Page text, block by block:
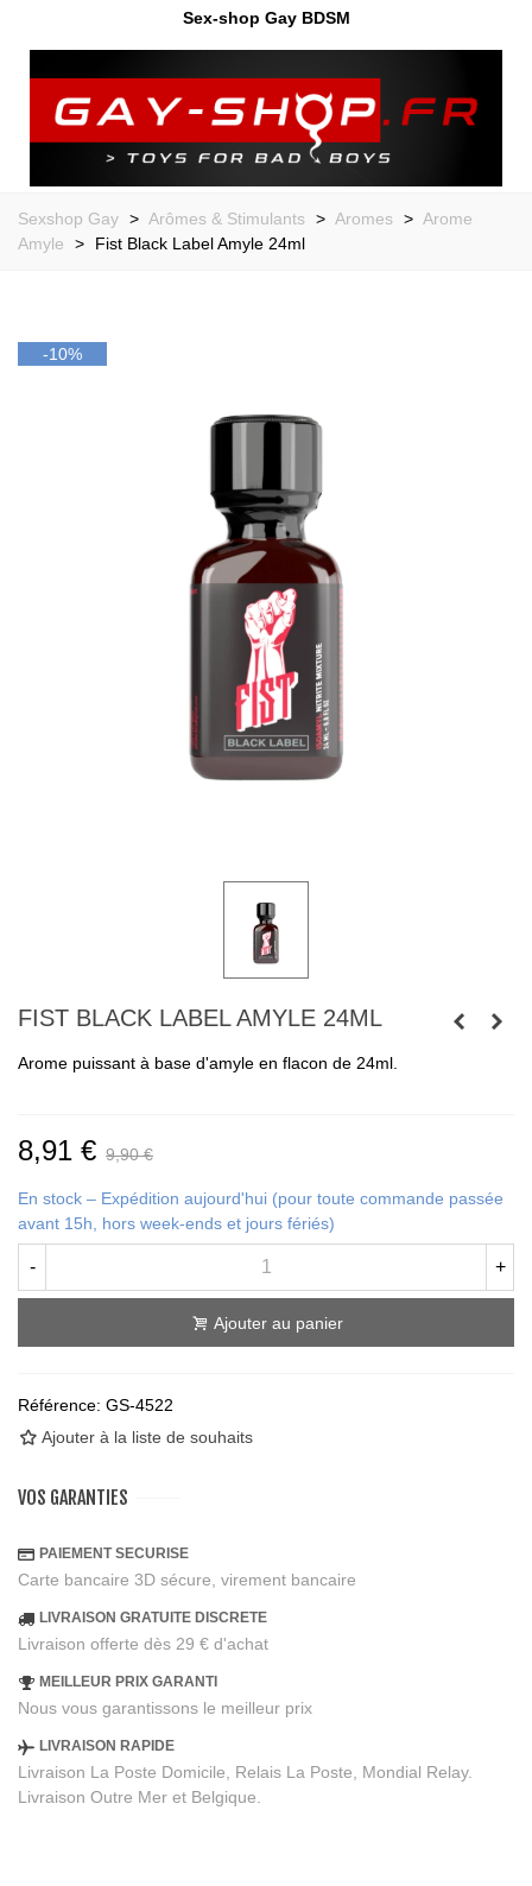
Sex-shop Gay BDSM
Sexshop Gay > Arômes & Stimulants > Aromes > Arome
Amyle
> Fist Black Label Amyle 24ml
-10%
FIST BLACK LABEL AMYLE 24ML
Arome puissant à base d'amyle en flacon de 24ml.
8,91 € 9,90 €
En stock – Expédition aujourd'hui (pour toute commande passée
avant 15h, hors week-ends et jours fériés)
- +
Ajouter au panier
Référence: GS-4522
Ajouter à la liste de souhaits
VOS GARANTIES
PAIEMENT SECURISE
Carte bancaire 3D sécure, virement bancaire
LIVRAISON GRATUITE DISCRETE
Livraison offerte dès 29 € d'achat
MEILLEUR PRIX GARANTI
Nous vous garantissons le meilleur prix
LIVRAISON RAPIDE
Livraison La Poste Domicile, Relais La Poste, Mondial Relay.
Livraison Outre Mer et Belgique.